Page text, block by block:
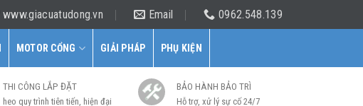
www.giacuatudong.vn Email 0962.548.139
MOTOR CỔNG GIẢI PHÁP PHỤ KIỆN
THI CÔNG LẮP ĐẶT
heo quy trình tiên tiến, hiện đại
BẢO HÀNH BẢO TRÌ
Hỗ trợ, xử lý sự cố 24/7